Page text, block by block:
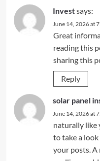
Investsays:
June 14, 2026 at
Great
reading this
sharing this
Reply
solar panel
June 14, 2026 at
naturally like
to take a
your posts.